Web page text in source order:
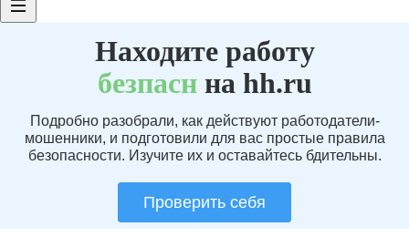
Находите работу
безпаснна hh.ru
Подробно разобрали, как действуют работодатели-
мошенники, и подготовили для вас простые правила
безопасности. Изучите их и оставайтесь бдительны.
Проверить себя